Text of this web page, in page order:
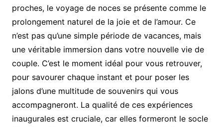
proches, le voyage de noces se présente comme le
prolongement naturel de la joie et de l’amour. Ce
n’est pas qu’une simple période de vacances, mais
une véritable immersion dans votre nouvelle vie de
couple. C’est le moment idéal pour vous retrouver,
pour savourer chaque instant et pour poser les
jalons d’une multitude de souvenirs qui vous
accompagneront. La qualité de ces expériences
inaugurales est cruciale, car elles formeront le socle